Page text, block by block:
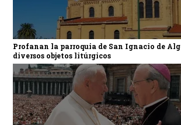
Profanan la parroquia de San Ignacio de
diversos objetos litúrgicos